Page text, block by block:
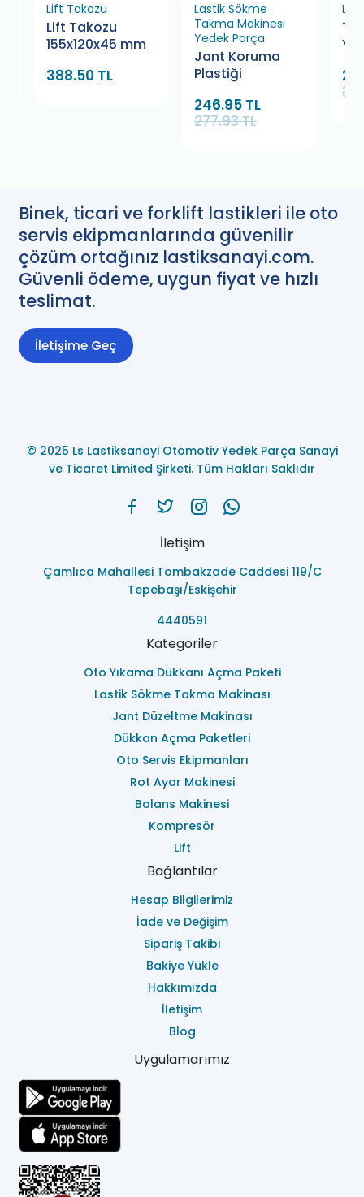
Lift Takozu
Lift Takozu
155x120x45 mm
388.50 TL
Lastik Sökme
Takma Makinesi
Yedek Parça
Jant Koruma
Plastiği
246.95 TL
277.93 TL
Lift
Binek, ticari ve forklift lastikleri ile oto
servis ekipmanlarında güvenilir
çözüm ortağınız lastiksanayi.com.
Güvenli ödeme, uygun fiyat ve hızlı
teslimat.
İletişime Geç
© 2025 Ls Lastiksanayi Otomotiv Yedek Parça Sanayi
ve Ticaret Limited Şirketi. Tüm Hakları Saklıdır
İletişim
Çamlıca Mahallesi Tombakzade Caddesi 119/C
Tepebaşı/Eskişehir
4440591
Kategoriler
Oto Yıkama Dükkanı Açma Paketi
Lastik Sökme Takma Makinası
Jant Düzeltme Makinası
Dükkan Açma Paketleri
Oto Servis Ekipmanları
Rot Ayar Makinesi
Balans Makinesi
Kompresör
Lift
Bağlantılar
Hesap Bilgilerimiz
İade ve Değişim
Sipariş Takibi
Bakiye Yükle
Hakkımızda
İletişim
Blog
Uygulamarımız